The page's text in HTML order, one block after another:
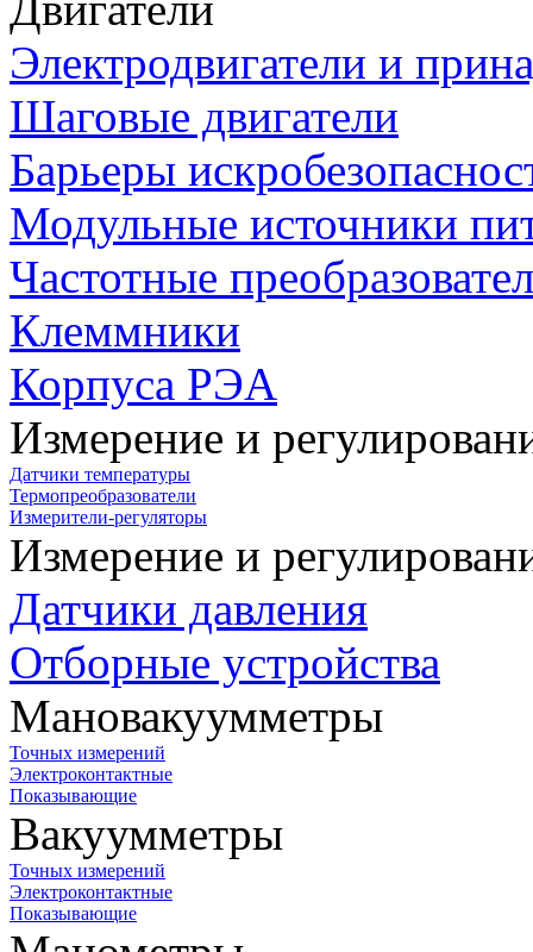
Электродвигатели и
Шаговые двигатели
Барьеры
Модульные источники
Частотные
Клеммники
Корпуса РЭА
Измерение и
Датчики температуры
Термопреобразователи
Измерители-регуляторы
Измерение и
Датчики давления
Отборные устройства
Мановакуумметры
Точных измерений
Электроконтактные
Показывающие
Вакуумметры
Точных измерений
Электроконтактные
Показывающие